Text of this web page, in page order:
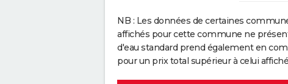
NB : Les données de certaines
affichés pour cette commune ne
d'eau standard prend également en
pour un prix total supérieur à celui